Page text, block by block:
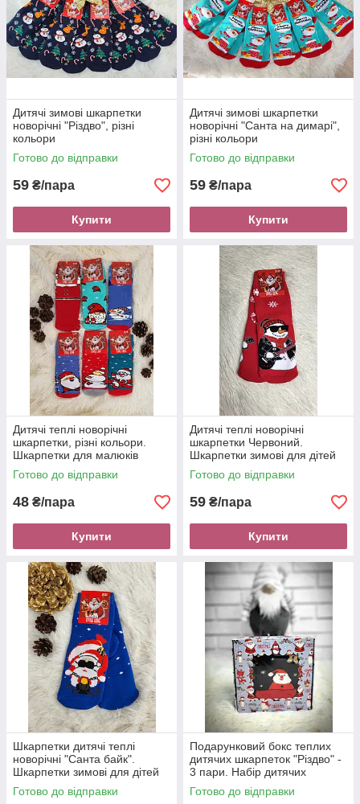
Дитячі зимові шкарпетки
новорічні "Різдво", різні
кольори
Готово до відправки
59 ₴/пара
Купити
Дитячі зимові шкарпетки
новорічні "Санта на димарі",
різні кольори
Готово до відправки
59 ₴/пара
Купити
Дитячі теплі новорічні
шкарпетки, різні кольори.
Шкарпетки для малюків
Готово до відправки
48 ₴/пара
Купити
Дитячі теплі новорічні
шкарпетки Червоний.
Шкарпетки зимові для дітей
різні кольори та малюнки
Готово до відправки
59 ₴/пара
Купити
Шкарпетки дитячі теплі
новорічні "Санта байк".
Шкарпетки зимові для дітей
різні кольори та малюнки
Готово до відправки
Подарунковий бокс теплих
дитячих шкарпеток "Різдво" -
3 пари. Набір дитячих
новорічних шкарпеток
Готово до відправки